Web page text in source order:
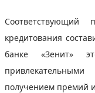
Соответствующий
кредитования
банке «Зенит»
получением премий